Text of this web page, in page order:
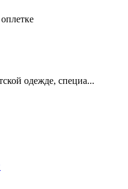
одежде, специа...